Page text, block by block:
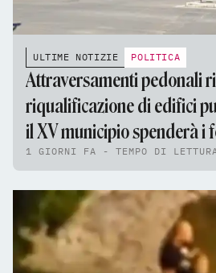
ULTIME NOTIZIE POLITICA
Attraversamenti pedonali
riqualificazione di edifici
il XV municipio spenderà i
dell'assestamento di
1 GIORNI FA - TEMPO DI